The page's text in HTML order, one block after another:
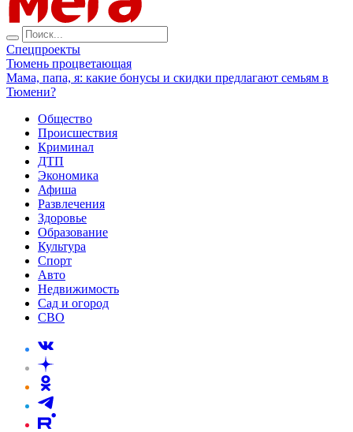
Спецпроекты
Тюмень процветающая
Мама, папа, я: какие бонусы и скидки предлагают семьям в
Тюмени?
Общество
Происшествия
Криминал
ДТП
Экономика
Афиша
Развлечения
Здоровье
Образование
Культура
Спорт
Авто
Недвижимость
Сад и огород
СВО